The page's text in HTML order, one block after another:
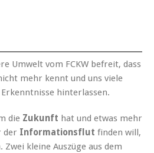
Umwelt vom FCKW befreit, dass
mehr kennt und uns viele
hinterlassen.
die Zukunft hat und etwas mehr
der Informationsflut finden will,
kleine Auszüge aus dem